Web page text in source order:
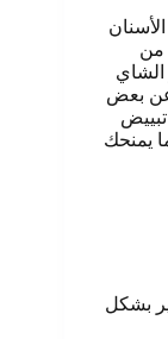
من
الشاي
عن بعض
يمنحك
بشكل